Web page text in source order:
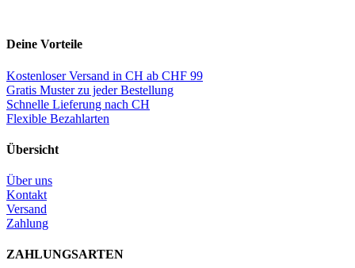
Deine Vorteile
Kostenloser Versand in CH ab CHF 99
Gratis Muster zu jeder Bestellung
Schnelle Lieferung nach CH
Flexible Bezahlarten
Übersicht
Über uns
Kontakt
Versand
Zahlung
ZAHLUNGSARTEN